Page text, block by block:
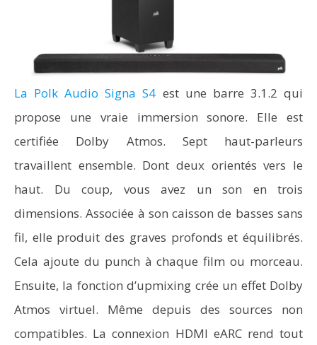
La Polk Audio Signa S4 est une barre 3.1.2 qui
propose une vraie immersion sonore. Elle est
certifiée Dolby Atmos. Sept haut-parleurs
travaillent ensemble. Dont deux orientés vers le
haut. Du coup, vous avez un son en trois
dimensions. Associée à son caisson de basses sans
fil, elle produit des graves profonds et équilibrés.
Cela ajoute du punch à chaque film ou morceau.
Ensuite, la fonction d’upmixing crée un effet Dolby
Atmos virtuel. Même depuis des sources non
compatibles. La connexion HDMI eARC rend tout